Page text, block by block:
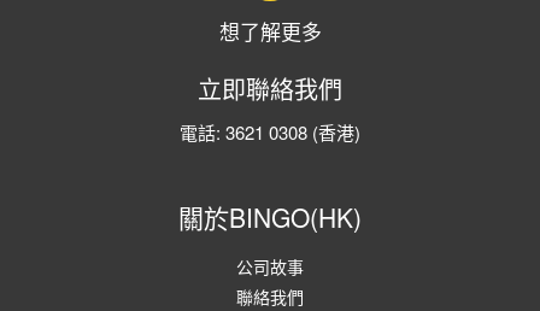
想了解更多
立即聯絡我們
電話: 3621 0308 (香港)
關於BINGO(HK)
公司故事
聯絡我們